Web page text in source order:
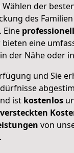
der
des
Eine
eine
der Nähe oder
und Sie
ist kostenlos
von